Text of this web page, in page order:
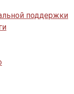
поддержки